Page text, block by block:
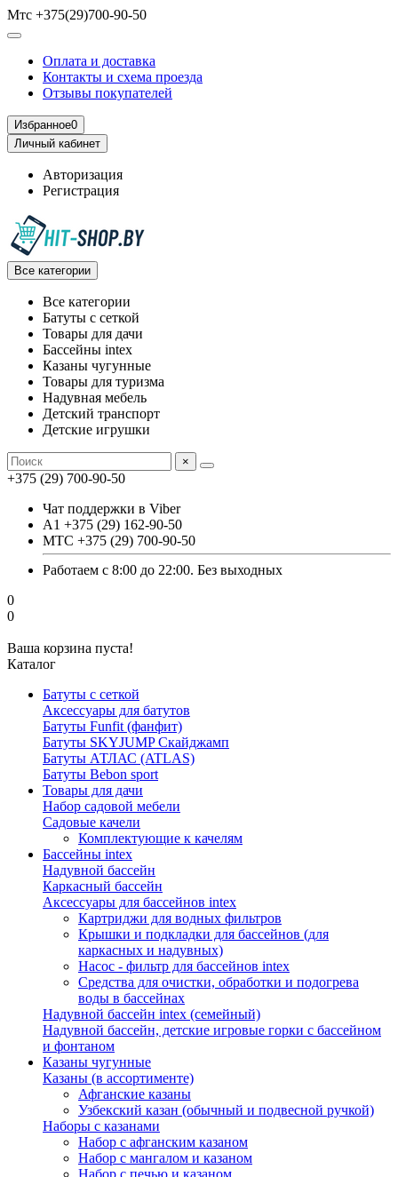
Мтс +375(29)700-90-50
Оплата и доставка
Контакты и схема проезда
Отзывы покупателей
Избранное0
Личный кабинет
Авторизация
Регистрация
Все категории
Все категории
Батуты с сеткой
Товары для дачи
Бассейны intex
Казаны чугунные
Товары для туризма
Надувная мебель
Детский транспорт
Детские игрушки
×
+375 (29) 700-90-50
Чат поддержки в Viber
А1 +375 (29) 162-90-50
МТС +375 (29) 700-90-50
Работаем с 8:00 до 22:00. Без выходных
0
0
Ваша корзина пуста!
Каталог
Батуты с сеткой
Аксессуары для батутов
Батуты Funfit (фанфит)
Батуты SKYJUMP Скайджамп
Батуты АТЛАС (ATLAS)
Батуты Вebon sport
Товары для дачи
Набор садовой мебели
Садовые качели
Комплектующие к качелям
Бассейны intex
Надувной бассейн
Каркасный бассейн
Аксессуары для бассейнов intex
Картриджи для водных фильтров
Крышки и подкладки для бассейнов (для
каркасных и надувных)
Насос - фильтр для бассейнов intex
Средства для очистки, обработки и подогрева
воды в бассейнах
Надувной бассейн intex (семейный)
Надувной бассейн, детские игровые горки с бассейном
и фонтаном
Казаны чугунные
Казаны (в ассортименте)
Афганские казаны
Узбекский казан (обычный и подвесной ручкой)
Наборы с казанами
Набор с афганским казаном
Набор с мангалом и казаном
Набор с печью и казаном